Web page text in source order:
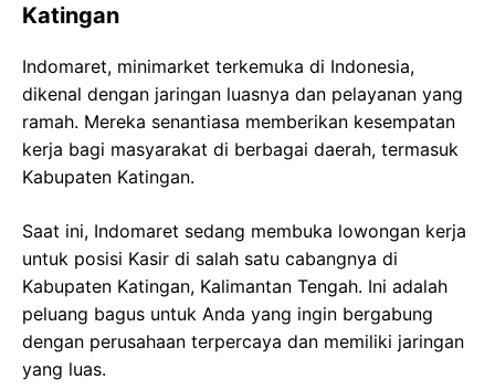
Katingan
Indomaret, minimarket terkemuka di Indonesia,
dikenal dengan jaringan luasnya dan pelayanan yang
ramah. Mereka senantiasa memberikan kesempatan
kerja bagi masyarakat di berbagai daerah, termasuk
Kabupaten Katingan.
Saat ini, Indomaret sedang membuka lowongan kerja
untuk posisi Kasir di salah satu cabangnya di
Kabupaten Katingan, Kalimantan Tengah. Ini adalah
peluang bagus untuk Anda yang ingin bergabung
dengan perusahaan terpercaya dan memiliki jaringan
yang luas.